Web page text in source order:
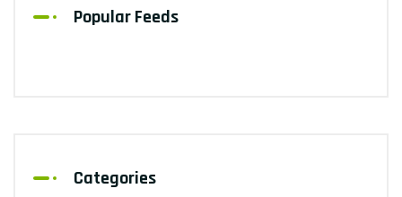
Popular Feeds
Categories